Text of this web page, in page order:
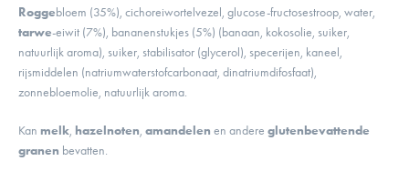
Roggebloem (35%), cichoreiwortelvezel, glucose-fructosestroop, water,
tarwe-eiwit (7%), bananenstukjes (5%) (banaan, kokosolie, suiker,
natuurlijk aroma), suiker, stabilisator (glycerol), specerijen, kaneel,
rijsmiddelen (natriumwaterstofcarbonaat, dinatriumdifosfaat),
zonnebloemolie, natuurlijk aroma.
Kan melk, hazelnoten, amandelen en andere glutenbevattende
granen bevatten.